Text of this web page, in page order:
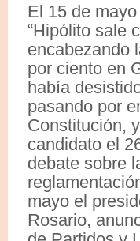
El 15 de
“Hipólito sale
encabezando
por ciento en
había
pasando por
Constitución,
candidato el
debate sobre
mayo el
Rosario,